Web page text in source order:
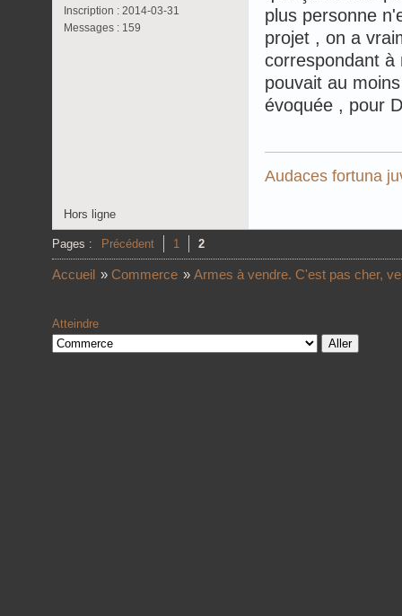
Inscription : 2014-03-31
Messages : 159
plus personne
projet , on a
correspondant à
pouvait au
évoquée , pour
Audaces fortuna
Hors ligne
Pages : Précédent 1 2
Accueil » Commerce » Armes à vendre. C'est pas cher,
Atteindre